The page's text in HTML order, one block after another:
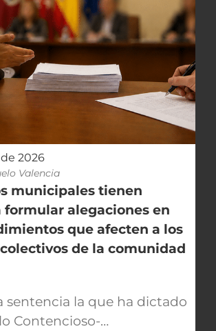
2026
Valencia
municipales tienen
formular alegaciones en
que afecten a los
de la comunidad
sentencia la que ha dictado
Contencioso-